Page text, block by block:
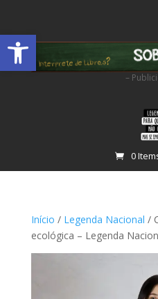
Abrir a barra de ferramentas
–
0
Início / Legenda Nacional /
ecológica – Legenda